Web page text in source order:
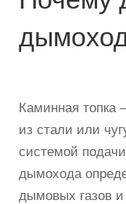
Каминная топка
из стали или
системой
дымохода
дымовых газов